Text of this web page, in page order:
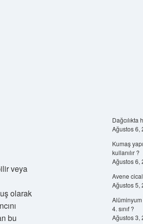
veya
olarak
bu
Dağcılıkta
Ağustos 6,
Kumaş
kullanılır ?
Ağustos 6,
Avene
Ağustos 5,
Alüminyum
4. sınıf ?
Ağustos 3,